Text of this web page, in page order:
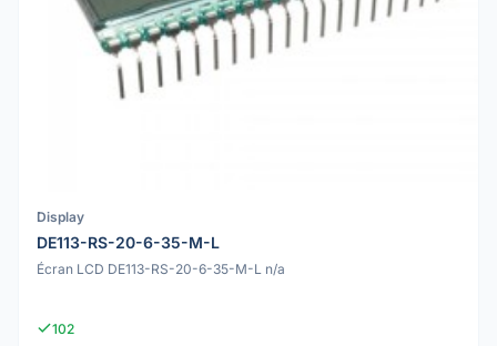
Display
DE113-RS-20-6-35-M-L
Écran LCD DE113-RS-20-6-35-M-L n/a
102